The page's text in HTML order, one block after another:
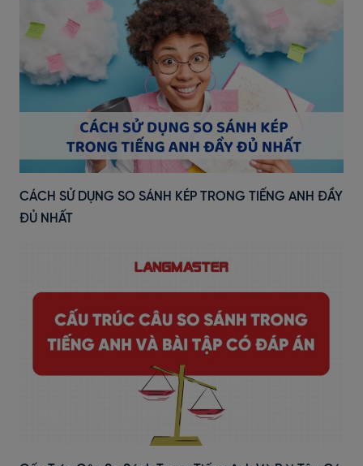
CÁCH SỬ DỤNG SO SÁNH KÉP TRONG TIẾNG ANH ĐẦY
ĐỦ NHẤT